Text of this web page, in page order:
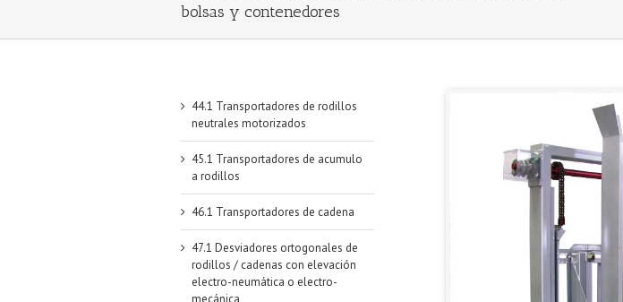
bolsas y contenedores
44.1 Transportadores de rodillos
neutrales motorizados
45.1 Transportadores de acumulo
a rodillos
46.1 Transportadores de cadena
47.1 Desviadores ortogonales de
rodillos / cadenas con elevación
electro-neumática o electro-
mecánica